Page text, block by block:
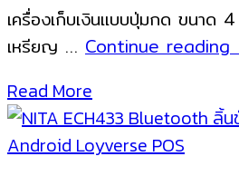
เครื่องเก็บเงินแบบปุ่มกด ขนาด
เหรียญ … Continue reading
Read More